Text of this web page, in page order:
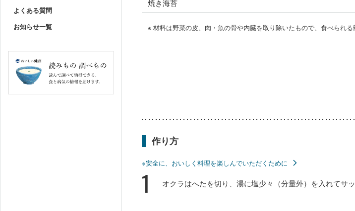
よくある質問
お知らせ一覧
焼き海苔
※ 材料は野菜の皮、肉・魚の骨や内臓を取り除いたもので、食べられる
作り方
※安全に、おいしく料理を楽しんでいただくために
1 オクラはへたを切り、湯に塩少々（分量外）を入れてサ